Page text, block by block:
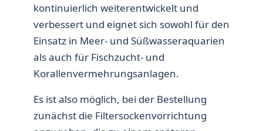
kontinuierlich weiterentwickelt und
verbessert und eignet sich sowohl für den
Einsatz in Meer- und Süßwasseraquarien
als auch für Fischzucht- und
Korallenvermehrungsanlagen.
Es ist also möglich, bei der Bestellung
zunächst die Filtersockenvorrichtung